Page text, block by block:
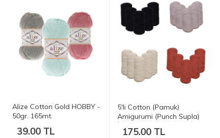
Alize Cotton Gold HOBBY -
50gr. 165mt.
39.00 TL
5'li Cotton (Pamuk)
Amigurumi (Punch Supla)
175.00 TL